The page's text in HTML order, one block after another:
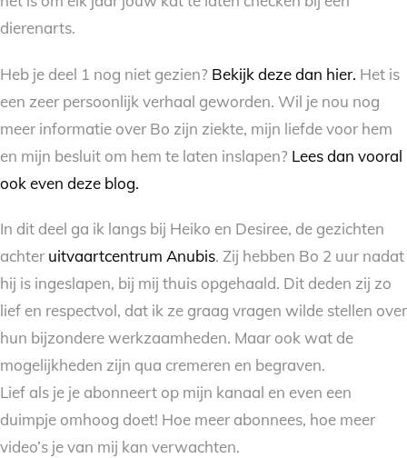
dierenarts.
Heb je deel 1 nog niet gezien? Bekijk deze dan hier. Het is
een zeer persoonlijk verhaal geworden. Wil je nou nog
meer informatie over Bo zijn ziekte, mijn liefde voor hem
en mijn besluit om hem te laten inslapen? Lees dan vooral
ook even deze blog.
In dit deel ga ik langs bij Heiko en Desiree, de gezichten
achter uitvaartcentrum Anubis. Zij hebben Bo 2 uur nadat
hij is ingeslapen, bij mij thuis opgehaald. Dit deden zij zo
lief en respectvol, dat ik ze graag vragen wilde stellen over
hun bijzondere werkzaamheden. Maar ook wat de
mogelijkheden zijn qua cremeren en begraven.
Lief als je je abonneert op mijn kanaal en even een
duimpje omhoog doet! Hoe meer abonnees, hoe meer
video’s je van mij kan verwachten.